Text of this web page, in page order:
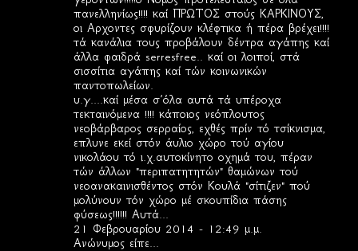
πανελληνίως!!!! καί ΠΡΩΤΟΣ στούς ΚΑΡΚΙΝΟΥΣ,
οι Αρχοντες σφυρίζουν κλέφτικα ή πέρα βρέχει!!!!
τά κανάλια τους προβάλουν δέντρα αγάπης καί
άλλα φαιδρά serresfree.. καί οι λοιποί, στά
σισσίτια αγάπης καί τών κοινωνικών
παντοπωλείων.
υ.γ....καί μέσα σ΄όλα αυτά τά υπέροχα
τεκταινόμενα !!!! κάποιος νεόπλουτος
νεοβάρβαρος σερραίος, εχθές πρίν τό τσίκνισμα,
επλυνε εκεί στόν άυλιο χώρο τού αγίου
νικολάου τό ι.χ.αυτοκίνητο οχημά του, πέραν
τών άλλων "περιπατητητών" θαμώνων τού
νεοανακαινισθέντος στόν Κουλά "σίτιζεν" πού
μολύνουν τόν χώρο μέ σκουπίδια πάσης
φύσεως!!!!!! Αυτά...
21 Φεβρουαρίου 2014 - 12:49 μ.μ.
Ανώνυμος είπε...